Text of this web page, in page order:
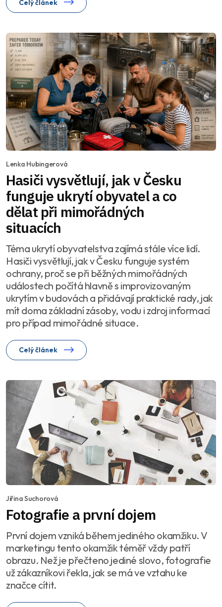
Celý článek
Lenka Hubingerová
Hasiči vysvětlují, jak v Česku
funguje ukrytí obyvatel a co
dělat při mimořádných
situacích
Téma ukrytí obyvatelstva zajímá stále více lidí.
Hasiči vysvětlují, jak v Česku funguje systém
ochrany, proč se při běžných mimořádných
událostech počítá hlavně s improvizovaným
ukrytím v budovách a přidávají praktické rady, jak
mít doma základní zásoby, vodu i zdroj informací
pro případ mimořádné situace.
Celý článek
Jiřina Suchorová
Fotografie a první dojem
První dojem vzniká během jediného okamžiku. V
marketingu tento okamžik téměř vždy patří
obrazu. Než je přečteno jediné slovo, fotografie
už zákazníkovi řekla, jak se má ve vztahu ke
značce cítit.